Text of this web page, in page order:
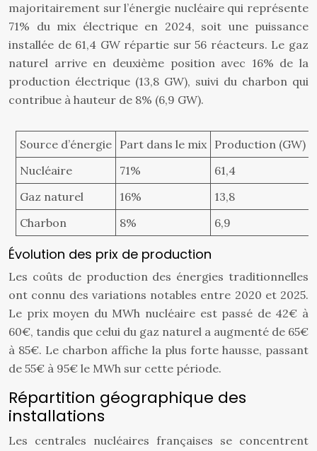
majoritairement sur l’énergie nucléaire qui représente
71% du mix électrique en 2024, soit une puissance
installée de 61,4 GW répartie sur 56 réacteurs. Le gaz
naturel arrive en deuxième position avec 16% de la
production électrique (13,8 GW), suivi du charbon qui
contribue à hauteur de 8% (6,9 GW).
Source d’énergie Part dans le mix Production (GW)
Nucléaire
71%
61,4
Gaz naturel
16%
13,8
Charbon
8% 6,9
Évolution des prix de production
Les coûts de production des énergies traditionnelles
ont connu des variations notables entre 2020 et 2025.
Le prix moyen du MWh nucléaire est passé de 42€ à
60€, tandis que celui du gaz naturel a augmenté de 65€
à 85€. Le charbon affiche la plus forte hausse, passant
de 55€ à 95€ le MWh sur cette période.
Répartition géographique des
installations
Les centrales nucléaires françaises se concentrent